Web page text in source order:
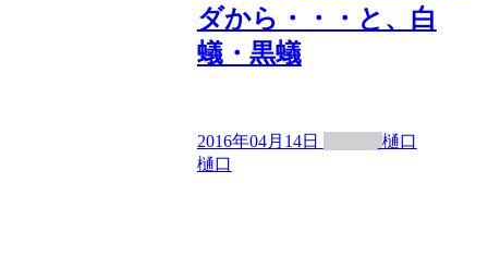
ダから・・・と、白
蟻・黒蟻
2016年04月14日
樋口
樋口